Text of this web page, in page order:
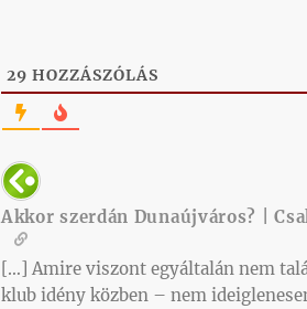
29 HOZZÁSZÓLÁS
Akkor szerdán Dunaújváros? |
[…] Amire viszont egyáltalán nem
klub idény közben – nem